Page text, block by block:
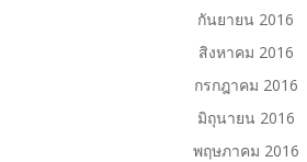
กันยายน 2016
สิงหาคม 2016
กรกฎาคม 2016
มิถุนายน 2016
พฤษภาคม 2016